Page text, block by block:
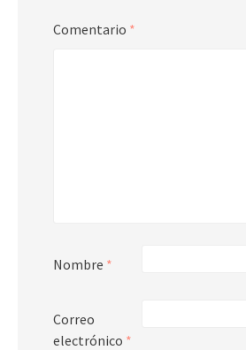
Comentario *
Nombre *
Correo
electrónico *